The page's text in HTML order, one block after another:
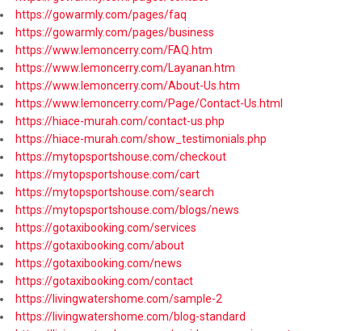
https://gowarmly.com/pages/faq
https://gowarmly.com/pages/business
https://www.lemoncerry.com/FAQ.htm
https://www.lemoncerry.com/Layanan.htm
https://www.lemoncerry.com/About-Us.htm
https://www.lemoncerry.com/Page/Contact-Us.html
https://hiace-murah.com/contact-us.php
https://hiace-murah.com/show_testimonials.php
https://mytopsportshouse.com/checkout
https://mytopsportshouse.com/cart
https://mytopsportshouse.com/search
https://mytopsportshouse.com/blogs/news
https://gotaxibooking.com/services
https://gotaxibooking.com/about
https://gotaxibooking.com/news
https://gotaxibooking.com/contact
https://livingwatershome.com/sample-2
https://livingwatershome.com/blog-standard